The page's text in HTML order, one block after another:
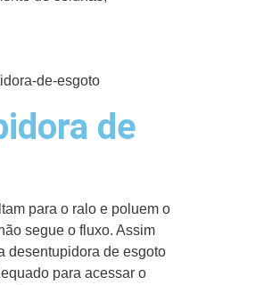
de
para o ralo e poluem o
segue o fluxo. Assim
desentupidora de esgoto
para acessar o